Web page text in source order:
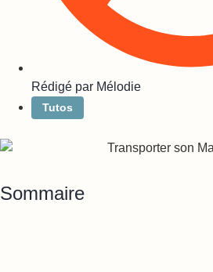
Rédigé par Mélodie
Tutos
Sommaire